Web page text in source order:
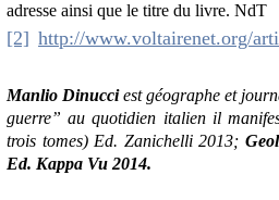
adresse ainsi que le titre du livre. NdT
[2] http://www.voltairenet.org/
Manlio Dinucciest géographe et
guerre” au quotidien italien il
trois tomes) Ed. Zanichelli 2013;
Ed. Kappa Vu 2014.